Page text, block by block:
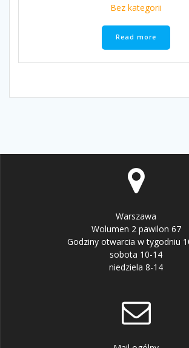
Bez kategorii
Read more
Warszawa
Wolumen 2 pawilon 67
Godziny otwarcia w tygodniu
sobota 10-14
niedziela 8-14